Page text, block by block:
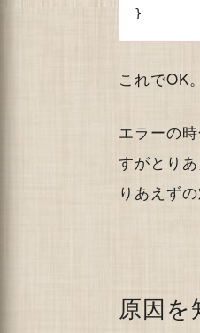
これでOK。
エラーの
すがとり
りあえず
原因を